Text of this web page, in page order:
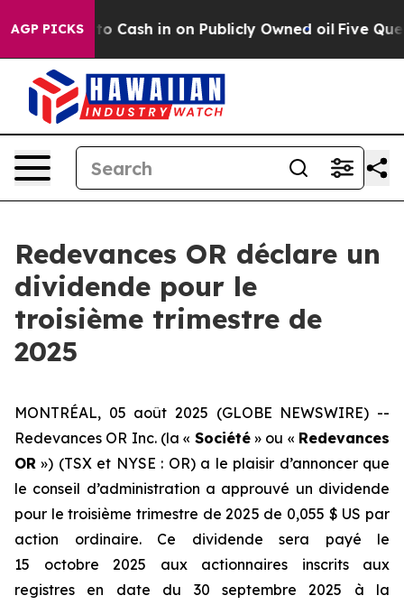
AGP PICKS
to Cash in on Publicly Owned oil Five Questions
Redevances OR déclare un
dividende pour le
troisième trimestre de
2025
MONTRÉAL, 05 août 2025 (GLOBE NEWSWIRE) --
Redevances OR Inc. (la « Société» ou « Redevances
OR ») (TSX et NYSE : OR) a le plaisir d’annoncer que
le conseil d’administration a approuvé un dividende
pour le troisième trimestre de 2025 de 0,055 $ US par
action ordinaire. Ce dividende sera payé le
15 octobre 2025 aux actionnaires inscrits aux
registres en date du 30 septembre 2025 à la